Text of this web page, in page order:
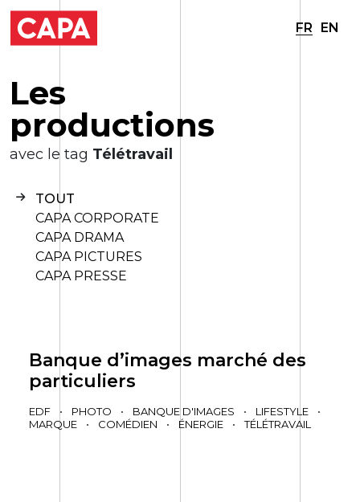
FR EN
Les
productions
avec le tag Télétravail
TOUT
CAPA CORPORATE
CAPA DRAMA
CAPA PICTURES
CAPA PRESSE
Banque d’images marché des
particuliers
EDF • PHOTO • BANQUE D'IMAGES • LIFESTYLE
•
MARQUE
• COMÉDIEN • ÉNERGIE • TÉLÉTRAVAIL